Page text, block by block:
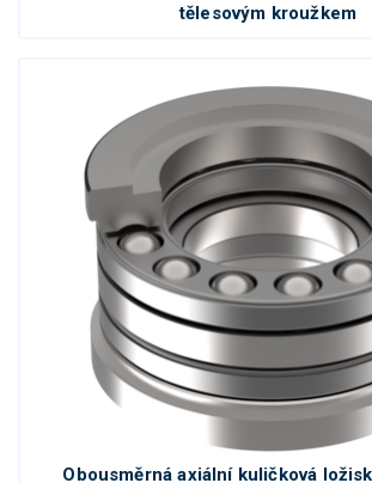
tělesovým kroužkem
Obousměrná axiální kuličková